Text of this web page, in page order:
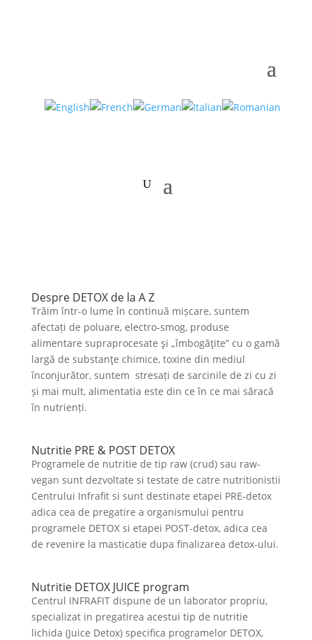
Despre DETOX de la A Z
Trăim într-o lume în continuă mișcare, suntem
afectați de poluare, electro-smog, produse
alimentare supraprocesate şi „îmbogăţite” cu o gamă
largă de substanţe chimice, toxine din mediul
înconjurător, suntem stresați de sarcinile de zi cu zi
și mai mult, alimentatia este din ce în ce mai săracă
în nutrienți.
Nutritie PRE & POST DETOX
Programele de nutritie de tip raw (crud) sau raw-
vegan sunt dezvoltate si testate de catre nutritionistii
Centrului Infrafit si sunt destinate etapei PRE-detox
adica cea de pregatire a organismului pentru
programele DETOX si etapei POST-detox, adica cea
de revenire la masticatie dupa finalizarea detox-ului.
Nutritie DETOX JUICE program
Centrul INFRAFIT dispune de un laborator propriu,
specializat in pregatirea acestui tip de nutritie
lichida (Juice Detox) specifica programelor DETOX,